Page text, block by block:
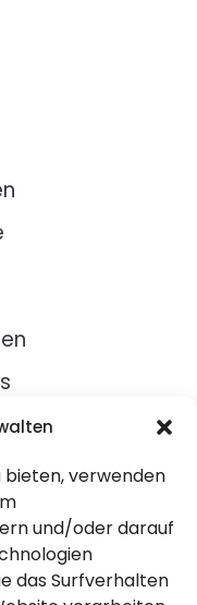
bieten, verwenden
und/oder darauf
das Surfverhalten